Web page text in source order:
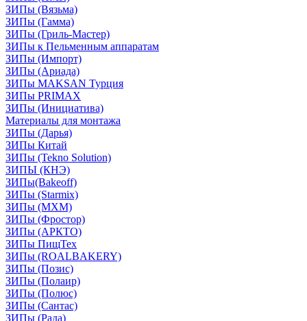
ЗИПы (Вязьма)
ЗИПы (Гамма)
ЗИПы (Гриль-Мастер)
ЗИПы к Пельменным аппаратам
ЗИПы (Импорт)
ЗИПы (Ариада)
ЗИПы MAKSAN Турция
ЗИПы PRIMAX
ЗИПы (Инициатива)
Материалы для монтажа
ЗИПы (Дарья)
ЗИПы Китай
ЗИПы (Tekno Solution)
ЗИПЫ (КНЭ)
ЗИПы(Bakeoff)
ЗИПы (Starmix)
ЗИПы (МХМ)
ЗИПы (Фростор)
ЗИПы (АРКТО)
ЗИПы ПищТех
ЗИПы (ROALBAKERY)
ЗИПы (Позис)
ЗИПы (Полаир)
ЗИПы (Полюс)
ЗИПы (Сантас)
ЗИПы (Рада)